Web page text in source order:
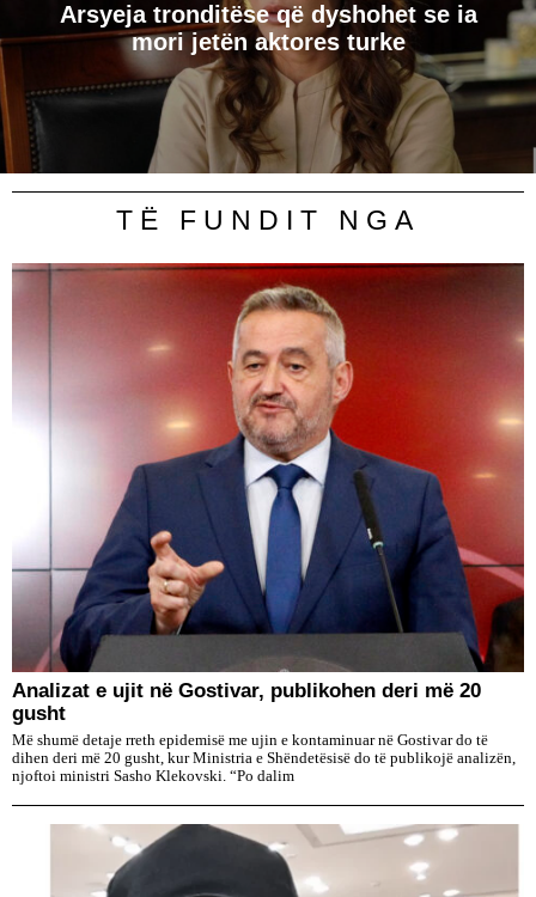
Arsyeja tronditëse që dyshohet se ia
mori jetën aktores turke
TË FUNDIT NGA
Analizat e ujit në Gostivar, publikohen deri më 20
gusht
Më shumë detaje rreth epidemisë me ujin e kontaminuar në Gostivar do të
dihen deri më 20 gusht, kur Ministria e Shëndetësisë do të publikojë analizën,
njoftoi ministri Sasho Klekovski. “Po dalim